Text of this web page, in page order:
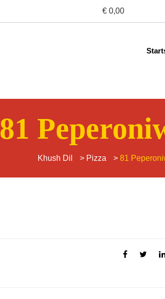
81
Khush Dil > Pizza > 81
€ 0,00